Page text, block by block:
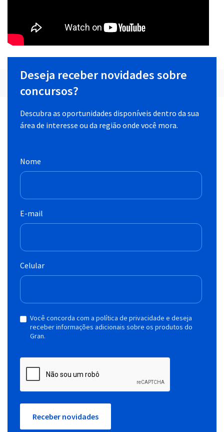
Deseja receber novidades sobre
concursos?
Descubra as oportunidades disponíveis dentro da sua
área de interesse ou da região onde você mora.
Nome
E-mail
Celular
Você concorda com a política de privacidade e deseja
receber informações adicionais sobre os produtos do
Gran.
Receber novidades